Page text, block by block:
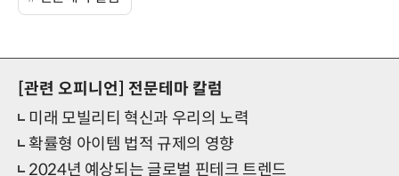
[관련 오피니언] 전문테마 칼럼
미래 모빌리티 혁신과 우리의 노력
확률형 아이템 법적 규제의 영향
2024년 예상되는 글로벌 핀테크 트렌드